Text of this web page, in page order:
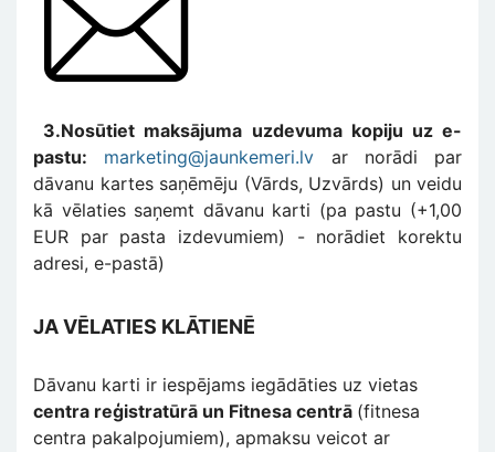
3.Nosūtiet maksājuma uzdevuma kopiju uz e-
pastu:
marketing@jaunkemeri.lv ar norādi par
dāvanu kartes saņēmēju (Vārds, Uzvārds) un veidu
kā vēlaties saņemt dāvanu karti (pa pastu (+1,00
EUR par pasta izdevumiem) - norādiet korektu
adresi, e-pastā)
JA VĒLATIES KLĀTIENĒ
Dāvanu karti ir iespējams iegādāties uz vietas
centra reģistratūrā un Fitnesa centrā (fitnesa
centra pakalpojumiem), apmaksu veicot ar